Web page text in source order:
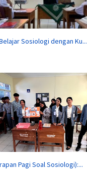
Sosiologi dengan Ku...
Pagi Soal Sosiologi):...